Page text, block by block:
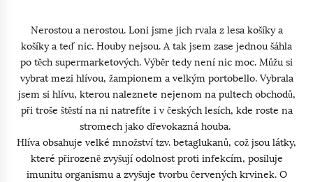
Nerostou a nerostou. Loni jsme jich rvala z lesa košíky a
košíky a teď nic. Houby nejsou. A tak jsem zase jednou šáhla
po těch supermarketových. Výběr tedy není nic moc. Můžu si
vybrat mezi hlívou, žampionem a velkým portobello. Vybrala
jsem si hlívu, kterou naleznete nejenom na pultech obchodů,
při troše štěstí na ni natrefíte i v českých lesích, kde roste na
stromech jako dřevokazná houba.
Hlíva obsahuje velké množství tzv. betaglukanů, což jsou látky,
které přirozeně zvyšují odolnost proti infekcím, posiluje
imunitu organismu a zvyšuje tvorbu červených krvinek. O